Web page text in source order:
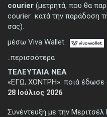
ΤΕΛΕΥΤΑΙΑ ΝΕΑ
«ΕΓΩ, ΧΟΝΤΡΗ»: ποιά έδωσε
28 Ιούλιος 2026
Συνέντευξη με την
courier (μετρητά, που θα
courier κατά την παράδοση
σας).
μέσω Viva Wallet.
..περισσότερα